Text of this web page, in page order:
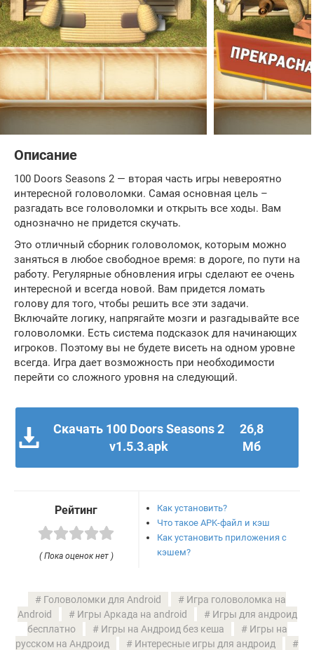
Описание
100 Doors Seasons 2 — вторая часть игры невероятно
интересной головоломки. Самая основная цель –
разгадать все головоломки и открыть все ходы. Вам
однозначно не придется скучать.
Это отличный сборник головоломок, которым можно
заняться в любое свободное время: в дороге, по пути на
работу. Регулярные обновления игры сделают ее очень
интересной и всегда новой. Вам придется ломать
голову для того, чтобы решить все эти задачи.
Включайте логику, напрягайте мозги и разгадывайте все
головоломки. Есть система подсказок для начинающих
игроков. Поэтому вы не будете висеть на одном уровне
всегда. Игра дает возможность при необходимости
перейти со сложного уровня на следующий.
Скачать 100 Doors Seasons 2
v1.5.3.apk
26,8
Мб
Рейтинг
( Пока оценок нет )
Как установить?
Что такое APK-файл и кэш
Как установить приложения с
кэшем?
Головоломки для Android
Игра головоломка на
Android
Игры Аркада на android
Игры для андроид
бесплатно
Игры на Андроид без кеша
Игры на
русском на Андроид
Интересные игры для андроид